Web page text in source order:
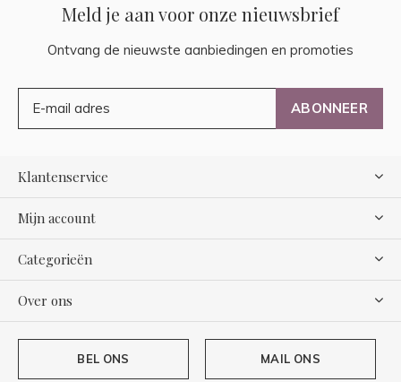
Meld je aan voor onze nieuwsbrief
Ontvang de nieuwste aanbiedingen en promoties
ABONNEER
Klantenservice
Mijn account
Categorieën
Over ons
BEL ONS MAIL ONS